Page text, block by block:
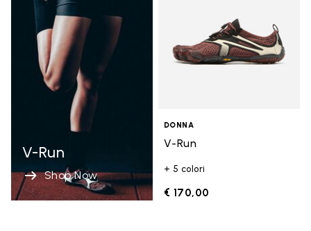
V-Run
Shop Now
DONNA
V-Run
+ 5 colori
€ 170,00